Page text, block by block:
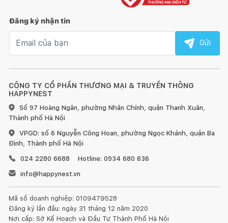
CÔNG TY CỔ PHẦN THƯƠNG MẠI & TRUYỀN THÔNG
HAPPYNEST
Số 97 Hoàng Ngân, phường Nhân Chính, quận Thanh Xuân,
Thành phố Hà Nội
VPGD: số 6 Nguyễn Công Hoan, phường Ngọc Khánh, quận Ba
Đình, Thành phố Hà Nội
024 2280 6688
Hotline: 0934 680 636
info@happynest.vn
Mã số doanh nghiệp: 0109479528
Đăng ký lần đầu: ngày 31 tháng 12 năm 2020
Nơi cấp: Sở Kế Hoạch và Đầu Tư Thành Phố Hà Nội
Đăng ký nhận tin
Gửi